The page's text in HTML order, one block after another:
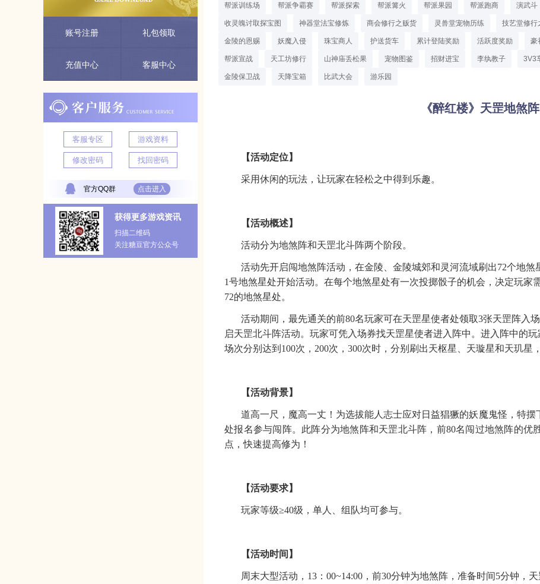
账号注册 礼包领取
充值中心 客服中心
客服专区 游戏资料
修改密码 找回密码
官方QQ群 点击进入
获得更多游戏资讯
扫描二维码
关注糖豆官方公众号
帮派训练场 帮派争霸赛 帮派探索 帮派篝火 帮派果园 帮派跑商 演武斗
收灵魄讨取探宝图 神器堂法宝修炼 商会修行之贩货 灵兽堂宠物历练 技艺堂修行
金陵的恩赐 妖魔入侵 珠宝商人 护送货车 累计登陆奖励 活跃度奖励 豪
帮派宣战 天工坊修行 山神庙丢松果 宠物图鉴 招财进宝 李纨教子 3V3
金陵保卫战 天降宝箱 比武大会 游乐园
《醉红楼》天罡地煞阵
【活动定位】
采用休闲的玩法，让玩家在轻松之中得到乐趣。
【活动概述】
活动分为地煞阵和天罡北斗阵两个阶段。
活动先开启闯地煞阵活动，在金陵、金陵城郊和灵河流域刷出72个地煞
1号地煞星处开始活动。在每个地煞星处有一次投掷骰子的机会，决定玩家
72的地煞星处。
活动期间，最先通关的前80名玩家可在天罡星使者处领取3张天罡阵入
启天罡北斗阵活动。玩家可凭入场券找天罡星使者进入阵中。进入阵中的
场次分别达到100次，200次，300次时，分别刷出天枢星、天璇星和天玑星
【活动背景】
道高一尺，魔高一丈 ！ 为选拔能人志士应对日益猖獗的妖魔鬼怪，特摆
处报名参与闯阵。此阵分为地煞阵和天罡北斗阵，前80名闯过地煞阵的优
点，快速提高修为 ！
【活动要求】
玩家等级≥40级，单人、组队均可参与。
【活动时间 】
周末大型活动， 13：00~14:00，前30分钟为地煞阵，准备时间5分钟，天